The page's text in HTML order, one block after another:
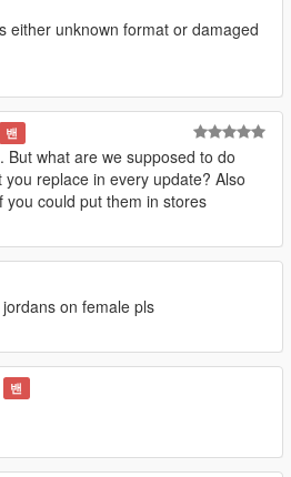
either unknown format or damaged
밴
But what are we supposed to do
replace in every update? Also
you could put them in stores
on female pls
밴